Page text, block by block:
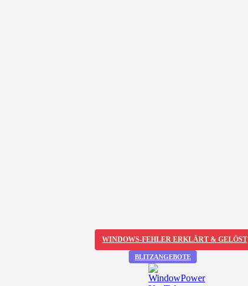
WINDOWS-FEHLER ERKLÄRT & GELÖST
BLITZANGEBOTE